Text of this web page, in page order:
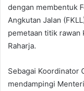
dengan membentuk
Angkutan Jalan
pemetaan titik rawan
Raharja.
Sebagai Koordinator
mendampingi